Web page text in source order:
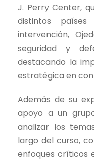
J. Perry Center,
distintos países
intervención,
seguridad y
destacando la
estratégica en
Además de su
apoyo a un
analizar los
largo del curso,
enfoques críticos